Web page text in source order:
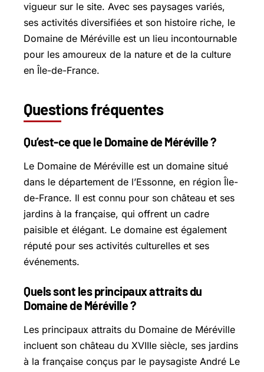
vigueur sur le site. Avec ses paysages variés,
ses activités diversifiées et son histoire riche, le
Domaine de Méréville est un lieu incontournable
pour les amoureux de la nature et de la culture
en Île-de-France.
Questions fréquentes
Qu’est-ce que le Domaine de Méréville ?
Le Domaine de Méréville est un domaine situé
dans le département de l’Essonne, en région Île-
de-France. Il est connu pour son château et ses
jardins à la française, qui offrent un cadre
paisible et élégant. Le domaine est également
réputé pour ses activités culturelles et ses
événements.
Quels sont les principaux attraits du
Domaine de Méréville ?
Les principaux attraits du Domaine de Méréville
incluent son château du XVIIIe siècle, ses jardins
à la française conçus par le paysagiste André Le